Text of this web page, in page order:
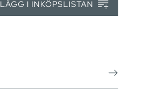
LÄGG I INKÖPSLISTAN